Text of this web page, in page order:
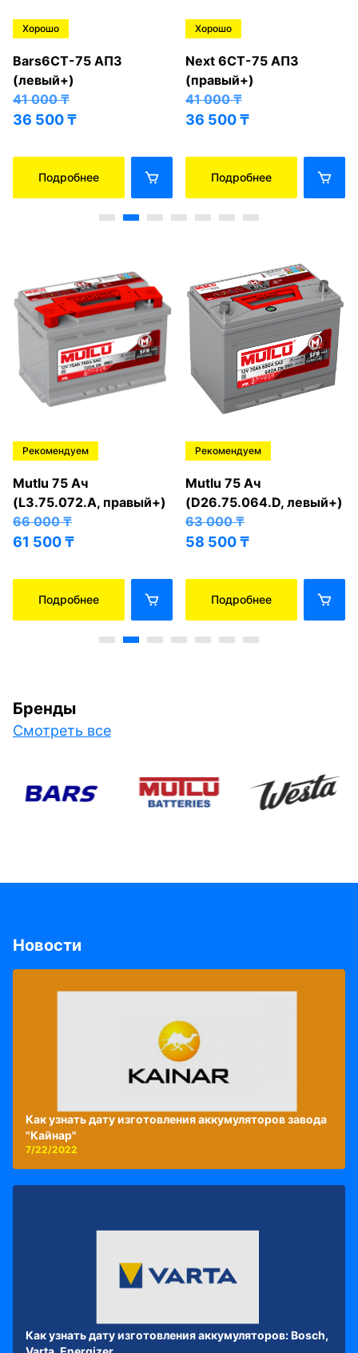
Хорошо
Bars6СТ-75 АПЗ
(левый+)
41 000₸
36 500₸
Подробнее
Хорошо
Next 6СТ-75 АПЗ
(правый+)
41 000₸
36 500₸
Подробнее
Рекомендуем
Mutlu 75 Ач
(L3.75.072.A, правый+)
66 000₸
61 500₸
Подробнее
Рекомендуем
Mutlu 75 Ач
(D26.75.064.D, левый+)
63 000₸
58 500₸
Подробнее
Бренды
Смотреть все
Новости
Как узнать дату изготовления аккумуляторов завода
"Кайнар"
7/22/2022
Как узнать дату изготовления аккумуляторов: Bosch,